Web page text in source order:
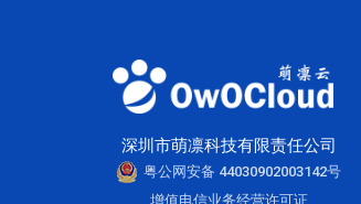
深圳市萌凛科技有限责任公司
粤公网安备 44030902003142号
增值电信业务经营许可证